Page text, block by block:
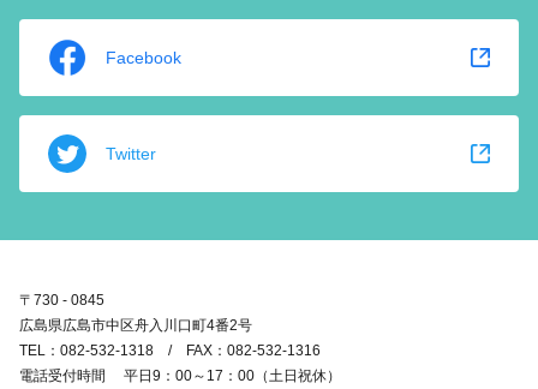
Facebook
Twitter
〒730 - 0845
広島県広島市中区舟入川口町4番2号
TEL：082-532-1318 / FAX：082-532-1316
電話受付時間 平日9：00～17：00（土日祝休）